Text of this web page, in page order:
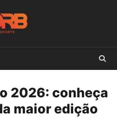
2026: conheça
maior edição